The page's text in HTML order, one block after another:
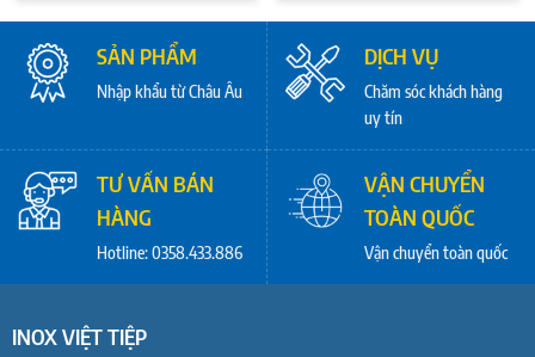
SẢN PHẨM
Nhập khẩu từ Châu Âu
DỊCH VỤ
Chăm sóc khách hàng
uy tín
TƯ VẤN BÁN
HÀNG
Hotline: 0358.433.886
VẬN CHUYỂN
TOÀN QUỐC
Vận chuyển toàn quốc
INOX VIỆT TIỆP